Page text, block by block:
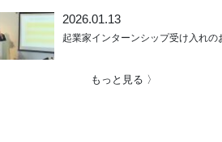
2026.01.13
起業家インターンシップ受け入れの
もっと見る 〉